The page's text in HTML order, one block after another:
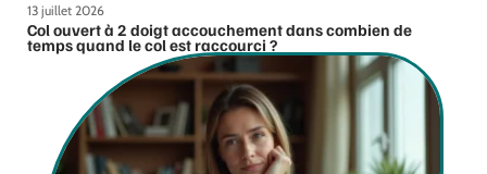
13 juillet 2026
Col ouvert à 2 doigt accouchement dans combien de
temps quand le col est raccourci ?